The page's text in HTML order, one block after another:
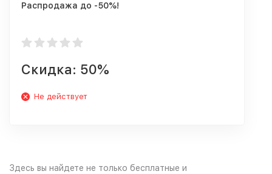
Распродажа до -50%!
Скидка: 50%
Не действует
Здесь вы найдете не только бесплатные и